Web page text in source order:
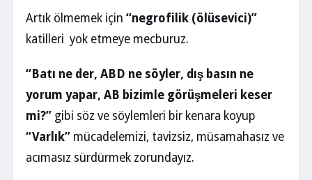
Artık ölmemek için “negrofilik (ölüsevici)”
katilleri yok etmeye mecburuz.
“Batı ne der, ABD ne söyler, dış basın ne
yorum yapar, AB bizimle görüşmeleri keser
mi?” gibi söz ve söylemleri bir kenara koyup
“Varlık” mücadelemizi, tavizsiz, müsamahasız ve
acımasız sürdürmek zorundayız.